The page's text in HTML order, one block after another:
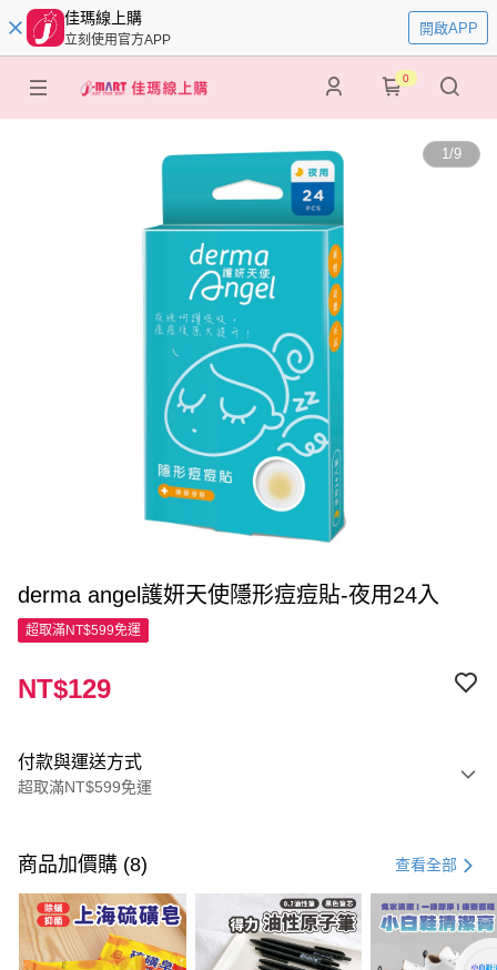
佳瑪線上購
立刻使用官方APP
開啟APP
0
1/9
derma angel護妍天使隱形痘痘貼-夜用24入
超取滿NT$599免運
NT$129
付款與運送方式
超取滿NT$599免運
信用卡一次付款
超商取貨付款
LINE Pay
商品加價購 (8) 查看全部